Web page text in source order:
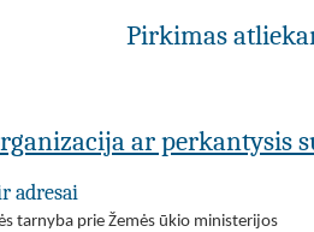
Pirkimas
ar perkantysis
adresai
tarnyba prie Žemės ūkio ministerijos